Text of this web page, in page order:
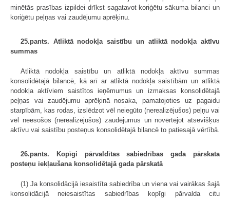
minētās prasības izpildei drīkst sagatavot koriģētu sākuma bilanci un
koriģētu peļņas vai zaudējumu aprēķinu.
25.pants. Atliktā nodokļa saistību un atliktā nodokļa aktīvu
summas
Atliktā nodokļa saistību un atliktā nodokļa aktīvu summas
konsolidētajā bilancē, kā arī ar atliktā nodokļa saistībām un atliktā
nodokļa aktīviem saistītos ieņēmumus un izmaksas konsolidētajā
peļņas vai zaudējumu aprēķinā nosaka, pamatojoties uz pagaidu
starpībām, kas rodas, izslēdzot vēl neiegūto (nerealizējušos) peļņu vai
vēl neesošos (nerealizējušos) zaudējumus un novērtējot atsevišķus
aktīvu vai saistību posteņus konsolidētajā bilancē to patiesajā vērtībā.
26.pants. Kopīgi pārvaldītas sabiedrības gada pārskata
posteņu iekļaušana konsolidētajā gada pārskatā
(1) Ja konsolidācijā iesaistīta sabiedrība un viena vai vairākas šajā
konsolidācijā neiesaistītas sabiedrības kopīgi pārvalda citu